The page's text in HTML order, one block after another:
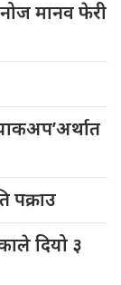
मानव फेरी
पक्राउ
दियो ३